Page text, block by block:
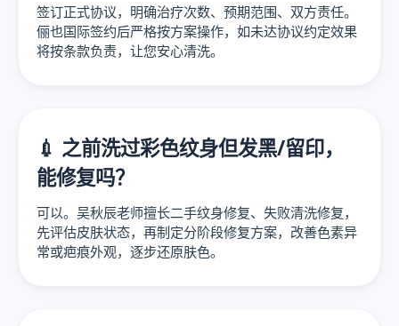
签订正式协议，明确治疗次数、预期范围、双方责任。
俪也国际签约后严格按方案操作，如未达协议约定效果
将按条款负责，让您安心清洗。
💉 之前洗过彩色纹身但发黑/留印，
能修复吗？
可以。吴秋辰老师擅长二手纹身修复、失败清洗修复，
先评估皮肤状态，再制定分阶段修复方案，改善色素异
常或疤痕外观，逐步还原肤色。